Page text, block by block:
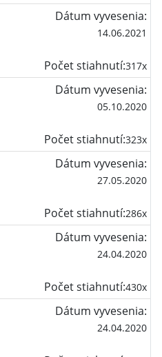
Dátum vyvesenia:
14.06.2021
Počet stiahnutí:317x
Dátum vyvesenia:
05.10.2020
Počet stiahnutí:323x
Dátum vyvesenia:
27.05.2020
Počet stiahnutí:286x
Dátum vyvesenia:
24.04.2020
Počet stiahnutí:430x
Dátum vyvesenia:
24.04.2020